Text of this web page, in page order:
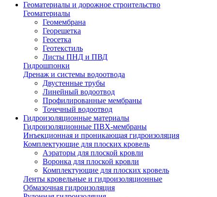
Геоматериалы и дорожное строительство
Геоматериалы
Геомембрана
Георешетка
Геосетка
Геотекстиль
Листы ПНД и ПВД
Гидрошпонки
Дренаж и системы водоотвода
Двустенные трубы
Линейный водоотвод
Профилированные мембраны
Точечный водоотвод
Гидроизоляционные материалы
Гидроизоляционные ПВХ-мембраны
Инъекционная и проникающая гидроизоляция
Комплектующие для плоских кровель
Аэраторы для плоской кровли
Воронка для плоской кровли
Комплектующие для плоских кровель
Ленты кровельные и гидроизоляционные
Обмазочная гидроизоляция